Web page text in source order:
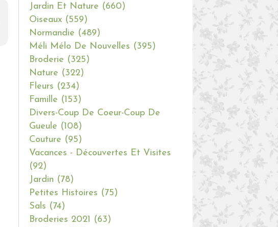
Jardin Et Nature (660)
Oiseaux (559)
Normandie (489)
Méli Mélo De Nouvelles (395)
Broderie (325)
Nature (322)
Fleurs (234)
Famille (153)
Divers-Coup De Coeur-Coup De
Gueule (108)
Couture (95)
Vacances - Découvertes Et Visites
(92)
Jardin (78)
Petites Histoires (75)
Sals (74)
Broderies 2021
(63)